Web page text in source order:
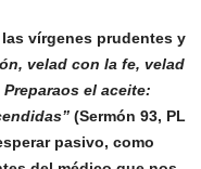
vírgenes prudentes y
velad con la fe, velad
el aceite:
(Sermón 93, PL
pasivo, como